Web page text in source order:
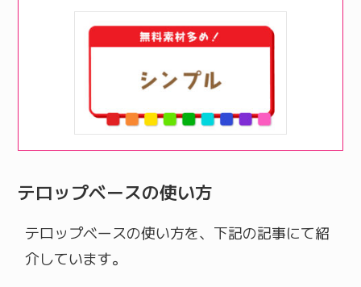
テロップベースの使い方
テロップベースの使い方を、下記の記事にて紹
介しています。